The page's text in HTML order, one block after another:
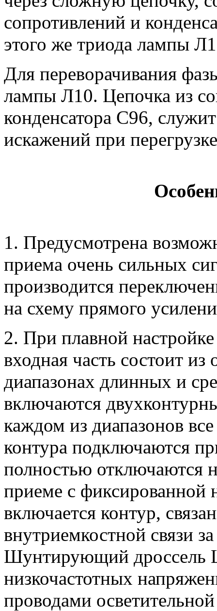
сопротивлений и
этого же триода лампы
Для переворачивания
лампы Л10. Цепочка из
конденсатора С96,
искажений при
1. Предусмотрена
приема очень сильных
производится
на схему прямого
2. При плавной
входная часть состоит
диапазонах длинных и
включаются
каждом из диапазонов
контура подключаются
полностью отключаются
приеме с фиксированной
включается контур,
внутриемкостной связи
Шунтирующий дроссель
низкочастотных
проводами